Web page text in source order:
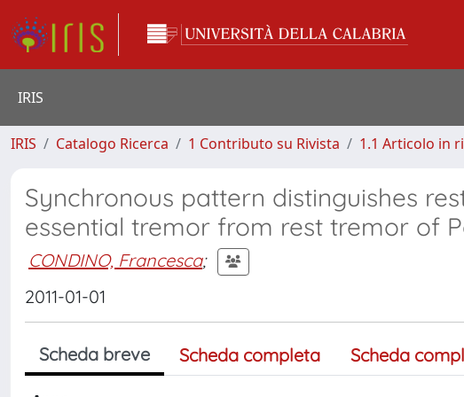
IRIS
IRIS Catalogo Ricerca 1 Contributo su Rivista 1.1 Articolo in
Synchronous pattern distinguishes
essential tremor from rest tremor of
CONDINO, Francesca;
2011-01-01
Scheda breve Scheda completa Scheda